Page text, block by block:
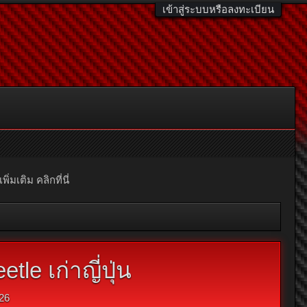
เข้าสู่ระบบหรือลงทะเบียน
พิ่มเติม คลิกที่นี่
เก่าญี่ปุ่น